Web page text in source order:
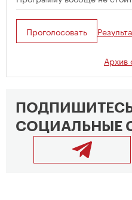
Проголосовать
Архив
СОЦИАЛЬНЫЕ